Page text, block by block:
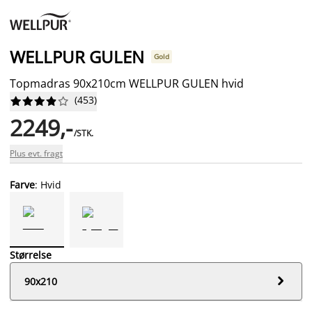
WELLPUR GULEN Gold
Topmadras 90x210cm WELLPUR GULEN hvid





 (453)
2249,-/STK.
Plus evt. fragt
Farve: Hvid
Størrelse
90x210
